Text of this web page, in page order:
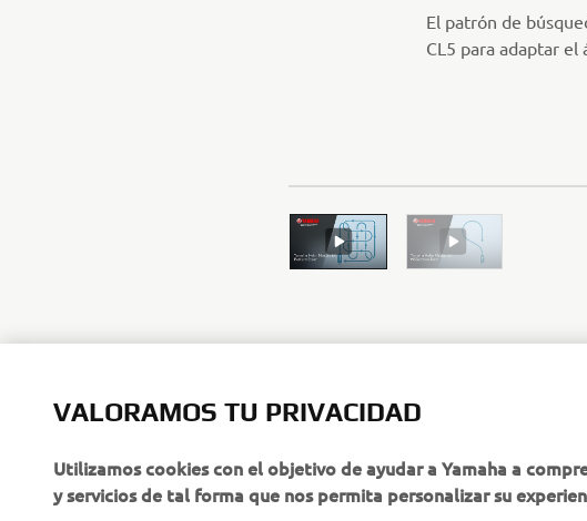
El patrón de
CL5 para adaptar
Sobre nosotros
NEO's Delivery
VALORAMOS TU PRIVACIDAD
Utilizamos cookies con el objetivo de ayudar a Yamaha a
y servicios de tal forma que nos permita personalizar su